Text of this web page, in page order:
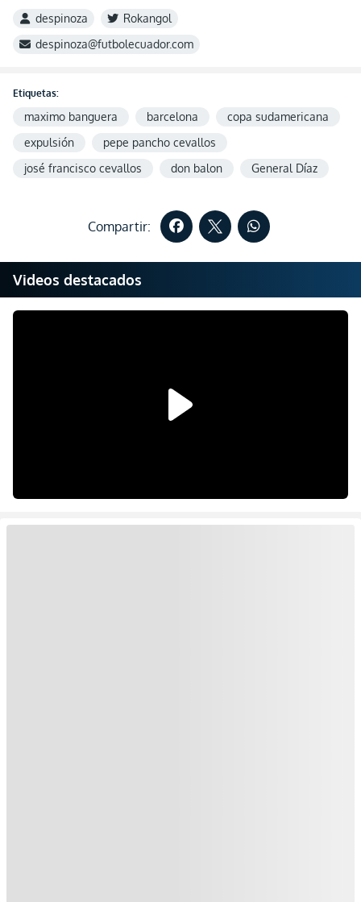
despinoza
Rokangol
despinoza@futbolecuador.com
Etiquetas:
maximo banguera barcelona
copa sudamericana
expulsión
pepe pancho cevallos
josé francisco cevallos
don balon General Díaz
Compartir:
Videos destacados